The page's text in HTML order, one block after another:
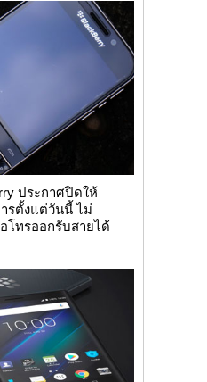
ประกาศปิดให้
รตั้งแต่วันนี้ ไม่
โทรออกรับสายได้